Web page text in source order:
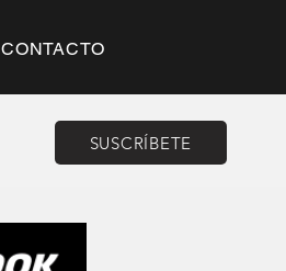
CONTACTO
SUSCRÍBETE